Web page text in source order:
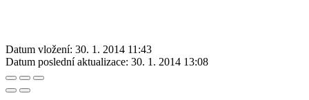
Datum vložení: 30. 1. 2014 11:43
Datum poslední aktualizace: 30. 1. 2014 13:08